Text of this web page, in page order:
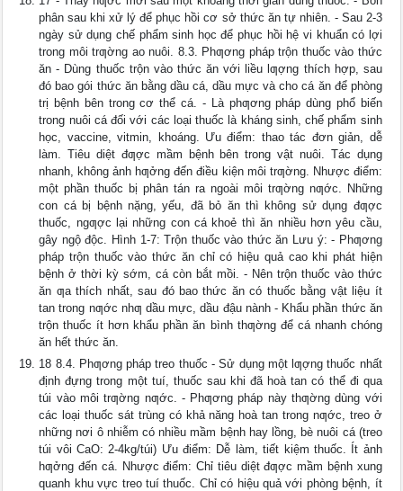
phân sau khi xử lý để phục hồi cơ sở thức ăn tự nhiên. - Sau 2-3
ngày sử dụng chế phẩm sinh học để phục hồi hệ vi khuẩn có lợi
trong môi trƣờng ao nuôi. 8.3. Phƣơng pháp trộn thuốc vào thức
ăn - Dùng thuốc trộn vào thức ăn với liều lƣợng thích hợp, sau
đó bao gói thức ăn bằng dầu cá, dầu mực và cho cá ăn để phòng
trị bệnh bên trong cơ thể cá. - Là phƣơng pháp dùng phổ biến
trong nuôi cá đối với các loại thuốc là kháng sinh, chế phẩm sinh
học, vaccine, vitmin, khoáng. Ưu điểm: thao tác đơn giản, dễ
làm. Tiêu diệt đƣợc mầm bệnh bên trong vật nuôi. Tác dụng
nhanh, không ảnh hƣởng đến điều kiện môi trƣờng. Nhược điểm:
một phần thuốc bị phân tán ra ngoài môi trƣờng nƣớc. Những
con cá bị bệnh nặng, yếu, đã bỏ ăn thì không sử dụng đƣợc
thuốc, ngƣợc lại những con cá khoẻ thì ăn nhiều hơn yêu cầu,
gây ngộ độc. Hình 1-7: Trộn thuốc vào thức ăn Lưu ý: - Phƣơng
pháp trộn thuốc vào thức ăn chỉ có hiệu quả cao khi phát hiện
bệnh ở thời kỳ sớm, cá còn bắt mồi. - Nên trộn thuốc vào thức
ăn ƣa thích nhất, sau đó bao thức ăn có thuốc bằng vật liệu ít
tan trong nƣớc nhƣ dầu mực, dầu đậu nành - Khẩu phần thức ăn
trộn thuốc ít hơn khẩu phần ăn bình thƣờng để cá nhanh chóng
ăn hết thức ăn.
18 8.4. Phƣơng pháp treo thuốc - Sử dụng một lƣợng thuốc nhất
định đựng trong một tuí, thuốc sau khi đã hoà tan có thể đi qua
túi vào môi trƣờng nƣớc. - Phƣơng pháp này thƣờng dùng với
các loại thuốc sát trùng có khả năng hoà tan trong nƣớc, treo ở
những nơi ô nhiễm có nhiều mầm bệnh hay lồng, bè nuôi cá (treo
túi vôi CaO: 2-4kg/túi) Ưu điểm: Dễ làm, tiết kiệm thuốc. Ít ảnh
hƣởng đến cá. Nhược điểm: Chỉ tiêu diệt đƣợc mầm bệnh xung
quanh khu vực treo tuí thuốc. Chỉ có hiệu quả với phòng bệnh, ít